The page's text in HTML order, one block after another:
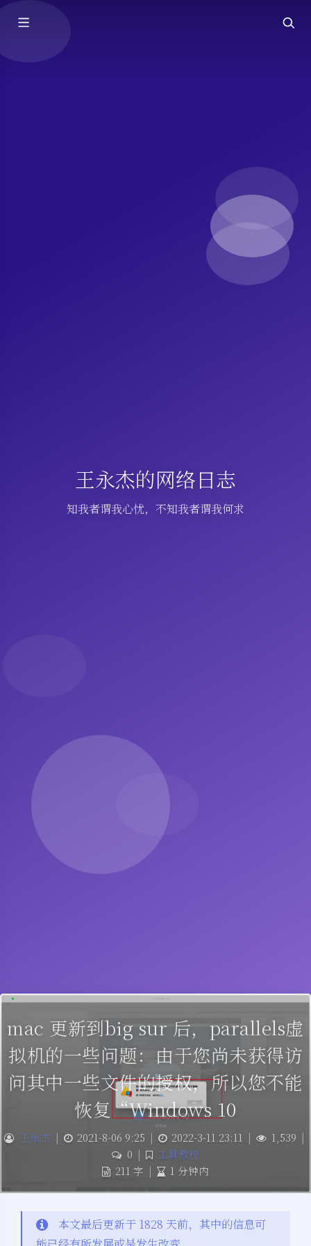
王永杰的网络日志
知我者谓我心忧，不知我者谓我何求
mac 更新到big sur 后，parallels虚
拟机的一些问题：由于您尚未获得访
问其中一些文件的授权，所以您不能
恢复“Windows 10
王永杰 | 2021-8-06 9:25 | 2022-3-11 23:11 | 1,539 |
0 |
工具教程
211 字 | 1 分钟内
本文最后更新于 1828 天前，其中的信息可